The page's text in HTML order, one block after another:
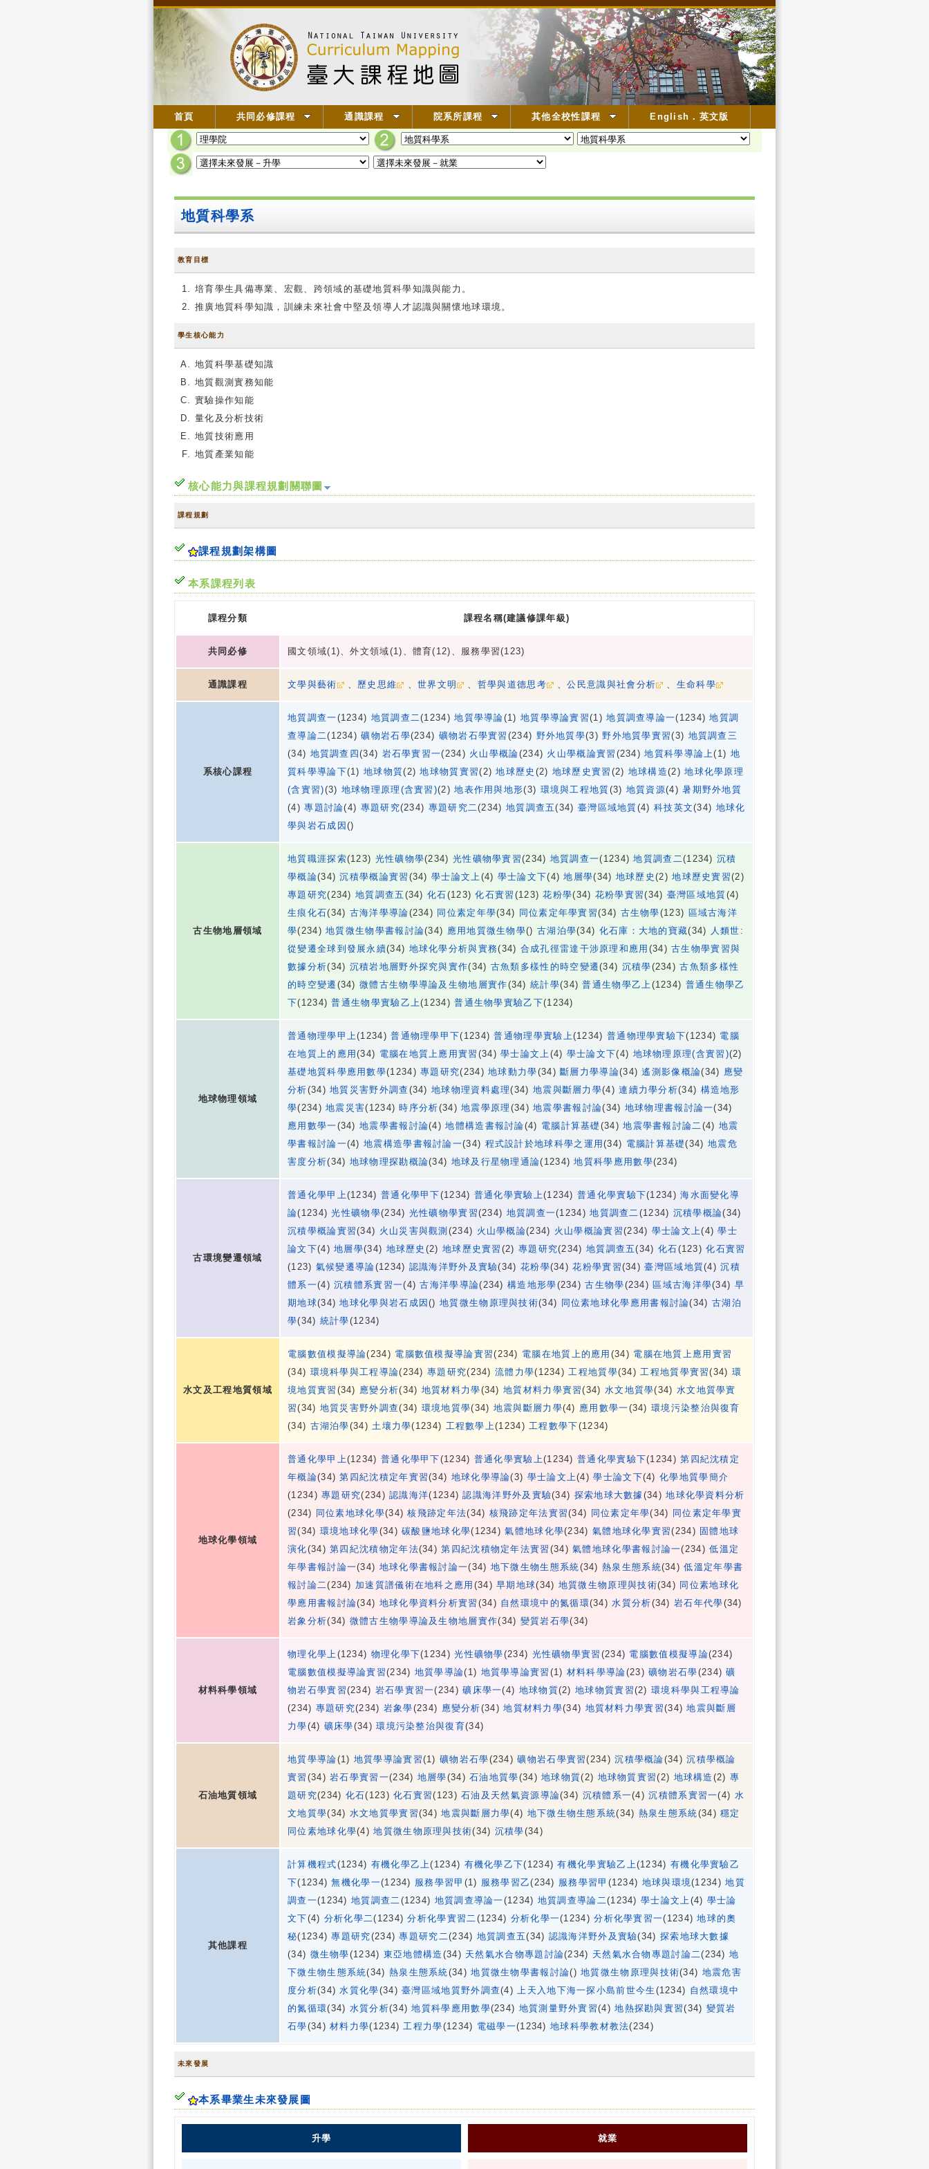
首頁 共同必修課程 通識課程 院系所課程 其他全校性課程 English．英文版
地質科學系
教育目標
培育學生具備專業、宏觀、跨領域的基礎地質科學知識與能力。
推廣地質科學知識，訓練未來社會中堅及領導人才認識與關懷地球環境。
學生核心能力
地質科學基礎知識
地質觀測實務知能
實驗操作知能
量化及分析技術
地質技術應用
地質產業知能
核心能力與課程規劃關聯圖
課程規劃
課程規劃架構圖
本系課程列表
課程分類 課程名稱(建議修課年級)
共同必修 國文領域(1)、外文領域(1)、體育(12)、服務學習(123)
通識課程 文學與藝術 、 歷史思維 、 世界文明 、 哲學與道德思考 、公民意識與社會分析 、 生命科學
系核心課程
地質調查一(1234) 地質調查二(1234)地質學導論(1) 地質學導論實習(1)地質調查導論一(1234)地質調
查導論二(1234)礦物岩石學(234) 礦物岩石學實習 (234) 野外地質學(3)野外地質學實習(3) 地質調查三
(34) 地質調查四(34) 岩石學實習一(234) 火山學概論(234) 火山學概論實習 (234)地質科學導論上(1) 地
質科學導論下(1)地球物質(2)地球物質實習(2)地球歷史 (2) 地球歷史實習 (2) 地球構造(2)地球化學原理
(含實習)(3) 地球物理原理(含實習)(2)地表作用與地形(3) 環境與工程地質(3) 地質資源(4)暑期野外地質
(4)專題討論(4) 專題研究(234) 專題研究二(234) 地質調查五(34) 臺灣區域地質(4) 科技英文(34) 地球化
學與岩石成因 ()
古生物地層領域
地質職涯探索(123) 光性礦物學(234) 光性礦物學實習(234) 地質調查一(1234)地質調查二(1234)沉積
學概論(34)沉積學概論實習 (34)學士論文上(4) 學士論文下(4)地層學(34) 地球歷史(2)地球歷史實習(2)
專題研究(234)地質調查五 (34)化石(123)化石實習 (123)花粉學(34) 花粉學實習(34) 臺灣區域地質(4)
生痕化石(34) 古海洋學導論(234) 同位素定年學(34) 同位素定年學實習(34) 古生物學(123) 區域古海洋
學(234)地質微生物學書報討論(34) 應用地質微生物學() 古湖泊學(34) 化石庫：大地的寶藏(34) 人類世:
從變遷全球到發展永續(34) 地球化學分析與實務(34) 合成孔徑雷達干涉原理和應用 (34)古生物學實習與
數據分析(34) 沉積岩地層野外探究與實作(34) 古魚類多樣性的時空變遷(34) 沉積學(234)古魚類多樣性
的時空變遷 (34) 微體古生物學導論及生物地層實作(34)統計學(34)普通生物學乙上(1234) 普通生物學乙
下(1234)普通生物學實驗乙上(1234)普通生物學實驗乙下(1234)
地球物理領域
普通物理學甲上(1234)普通物理學甲下(1234)普通物理學實驗上(1234) 普通物理學實驗下(1234) 電腦
在地質上的應用(34) 電腦在地質上應用實習 (34)學士論文上(4) 學士論文下(4) 地球物理原理(含實習)(2)
基礎地質科學應用數學(1234)專題研究(234)地球動力學(34) 斷層力學導論(34)遙測影像概論(34) 應變
分析(34)地質災害野外調查 (34)地球物理資料處理(34) 地震與斷層力學(4)連續力學分析(34) 構造地形
學(234)地震災害(1234)時序分析(34)地震學原理 (34)地震學書報討論(34) 地球物理書報討論一(34)
應用數學一(34) 地震學書報討論(4)地體構造書報討論(4) 電腦計算基礎(34)地震學書報討論二(4) 地震
學書報討論一(4)地震構造學書報討論一(34) 程式設計於地球科學之運用(34) 電腦計算基礎(34) 地震危
害度分析(34) 地球物理探勘概論(34) 地球及行星物理通論(1234)地質科學應用數學(234)
古環境變遷領域
普通化學甲上(1234) 普通化學甲下(1234) 普通化學實驗上(1234)普通化學實驗下(1234)海水面變化導
論(1234)光性礦物學(234) 光性礦物學實習(234) 地質調查一(1234)地質調查二(1234) 沉積學概論(34)
沉積學概論實習(34) 火山災害與觀測 (234) 火山學概論(234) 火山學概論實習(234) 學士論文上(4)學士
論文下(4)地層學(34) 地球歷史 (2) 地球歷史實習 (2) 專題研究(234) 地質調查五(34) 化石(123)化石實習
(123) 氣候變遷導論(1234) 認識海洋野外及實驗(34) 花粉學(34)花粉學實習(34)臺灣區域地質(4)沉積
體系一(4)沉積體系實習一(4)古海洋學導論(234)構造地形學(234)古生物學(234) 區域古海洋學(34) 早
期地球(34)地球化學與岩石成因()地質微生物原理與技術(34) 同位素地球化學應用書報討論(34) 古湖泊
學(34) 統計學(1234)
水文及工程地質領域
電腦數值模擬導論(234) 電腦數值模擬導論實習(234) 電腦在地質上的應用 (34) 電腦在地質上應用實習
(34) 環境科學與工程導論(234)專題研究(234)流體力學(1234)工程地質學(34)工程地質學實習(34) 環
境地質實習 (34) 應變分析(34) 地質材料力學(34)地質材料力學實習(34) 水文地質學(34) 水文地質學實
習(34) 地質災害野外調查(34) 環境地質學(34) 地震與斷層力學(4) 應用數學一(34)環境污染整治與復育
(34) 古湖泊學(34)土壤力學(1234) 工程數學上(1234)工程數學下(1234)
地球化學領域
普通化學甲上(1234) 普通化學甲下(1234) 普通化學實驗上(1234)普通化學實驗下(1234)第四紀沈積定
年概論(34)第四紀沈積定年實習(34) 地球化學導論(3) 學士論文上(4)學士論文下(4)化學地質學簡介
(1234)專題研究(234)認識海洋(1234)認識海洋野外及實驗(34) 探索地球大數據(34)地球化學資料分析
(234) 同位素地球化學(34)核飛跡定年法(34) 核飛跡定年法實習(34) 同位素定年學(34) 同位素定年學實
習(34) 環境地球化學(34)碳酸鹽地球化學(1234)氣體地球化學(234) 氣體地球化學實習(234) 固體地球
演化(34)第四紀沈積物定年法(34)第四紀沈積物定年法實習 (34)氣體地球化學書報討論一(234)低溫定
年學書報討論一(34) 地球化學書報討論一(34) 地下微生物生態系統(34)熱泉生態系統(34)低溫定年學書
報討論二(234) 加速質譜儀術在地科之應用 (34)早期地球(34) 地質微生物原理與技術(34) 同位素地球化
學應用書報討論(34) 地球化學資料分析實習 (34) 自然環境中的氮循環(34)水質分析(34)岩石年代學(34)
岩象分析(34) 微體古生物學導論及生物地層實作(34) 變質岩石學(34)
材料科學領域
物理化學上(1234) 物理化學下(1234)光性礦物學(234) 光性礦物學實習 (234) 電腦數值模擬導論(234)
電腦數值模擬導論實習(234) 地質學導論(1) 地質學導論實習 (1) 材料科學導論(23)礦物岩石學(234)礦
物岩石學實習(234) 岩石學實習一(234)礦床學一(4) 地球物質(2)地球物質實習(2)環境科學與工程導論
(234) 專題研究(234) 岩象學(234) 應變分析(34)地質材料力學(34) 地質材料力學實習(34)地震與斷層
力學(4) 礦床學(34)環境污染整治與復育(34)
石油地質領域
地質學導論(1) 地質學導論實習(1)礦物岩石學(234)礦物岩石學實習(234)沉積學概論(34)沉積學概論
實習 (34)岩石學實習一(234) 地層學(34)石油地質學(34)地球物質(2) 地球物質實習(2) 地球構造 (2) 專
題研究(234) 化石(123)化石實習(123)石油及天然氣資源導論(34) 沉積體系一(4)沉積體系實習一(4) 水
文地質學(34) 水文地質學實習(34)地震與斷層力學(4) 地下微生物生態系統(34) 熱泉生態系統(34)穩定
同位素地球化學(4)地質微生物原理與技術(34) 沉積學(34)
其他課程
計算機程式(1234) 有機化學乙上(1234) 有機化學乙下(1234)有機化學實驗乙上(1234) 有機化學實驗乙
下(1234)無機化學一(1234) 服務學習甲 (1) 服務學習乙(234) 服務學習甲 (1234) 地球與環境(1234)地質
調查一(1234)地質調查二(1234) 地質調查導論一(1234) 地質調查導論二(1234)學士論文上(4) 學士論
文下(4) 分析化學二(1234)分析化學實習二(1234) 分析化學一(1234)分析化學實習一(1234)地球的奧
秘(1234)專題研究(234)專題研究二(234) 地質調查五(34) 認識海洋野外及實驗(34) 探索地球大數據
(34) 微生物學(1234) 東亞地體構造 (34) 天然氣水合物專題討論(234) 天然氣水合物專題討論二(234)地
下微生物生態系統(34) 熱泉生態系統(34)地質微生物學書報討論()地質微生物原理與技術(34) 地震危害
度分析(34)水質化學(34)臺灣區域地質野外調查(4)上天入地下海一探小島前世今生 (1234) 自然環境中
的氮循環(34) 水質分析(34)地質科學應用數學(234) 地質測量野外實習(4)地熱探勘與實習(34) 變質岩
石學(34)材料力學(1234)工程力學(1234) 電磁學一(1234)地球科學教材教法(234)
未來發展
本系畢業生未來發展圖
升學 就業